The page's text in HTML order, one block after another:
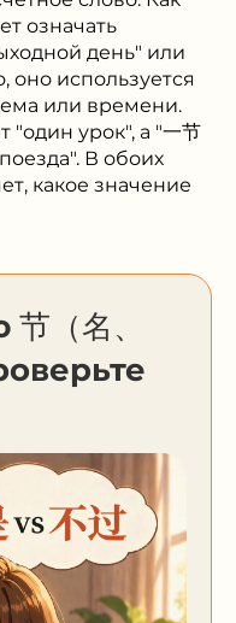
означать
день" или
оно используется
или времени.
"один урок", а "一节
В обоих
какое значение
（名、